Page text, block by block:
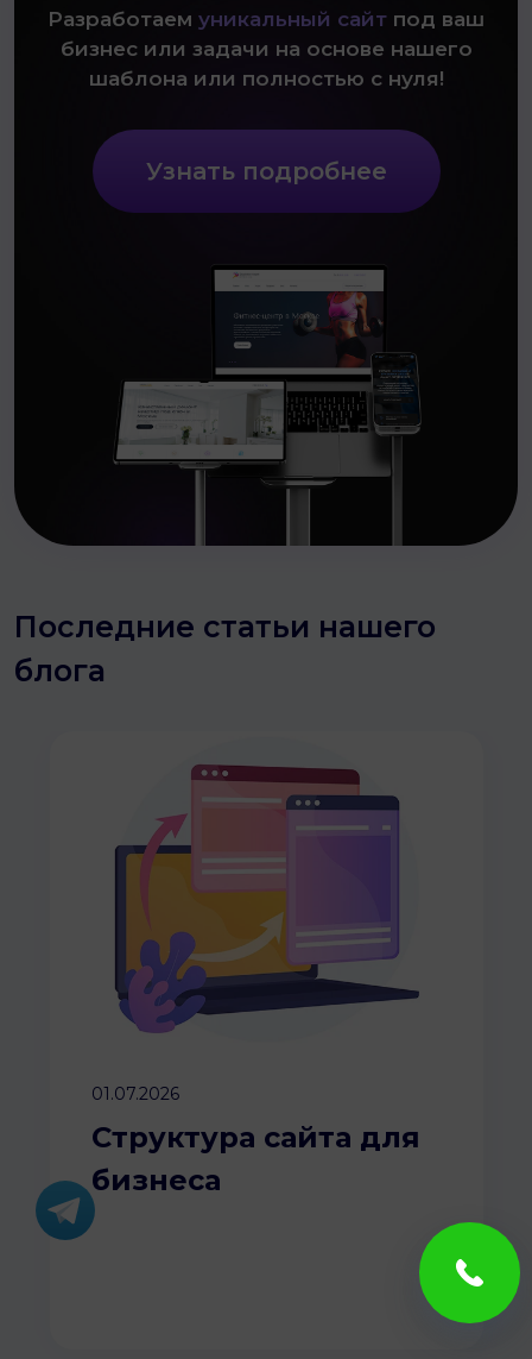
Разработаем уникальный сайт под ваш
бизнес или задачи на основе нашего
шаблона или полностью с нуля!
Узнать подробнее
Последние статьи нашего
блога
01.07.2026
Структура сайта для
бизнеса